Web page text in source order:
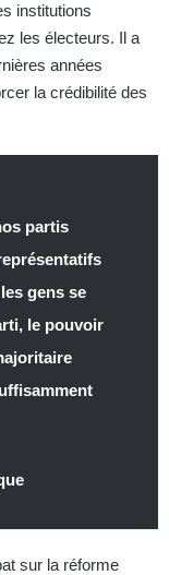
institutions
les électeurs. Il a
années
la crédibilité des
partis
gens se
le pouvoir
sur la réforme